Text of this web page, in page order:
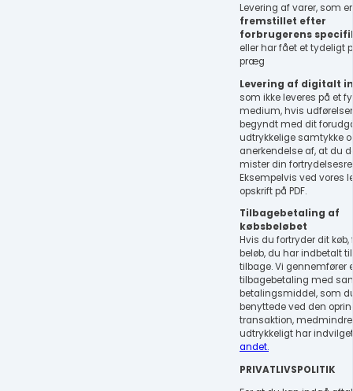
Levering af varer, som er
fremstillet efter
forbrugerens
eller har fået et tydeligt
præg
Levering af digitalt
som ikke leveres på et
medium, hvis
begyndt med dit
udtrykkelige samtykke
anerkendelse af, at du
mister din
Eksempelvis ved vores
opskrift på PDF.
Tilbagebetaling af
købsbeløbet
Hvis du fortryder dit
beløb, du har indbetalt til
tilbage. Vi gennemfører
tilbagebetaling med
betalingsmiddel, som
benyttede ved den
transaktion,
udtrykkeligt har
andet.
PRIVATLIVSPOLITIK